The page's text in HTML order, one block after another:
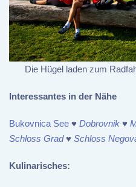
Die Hügel laden zum
Interessantes in der Nähe
Bukovnica See ♥ Dobrovnik ♥
Schloss Grad♥ Schloss
Kulinarisches: